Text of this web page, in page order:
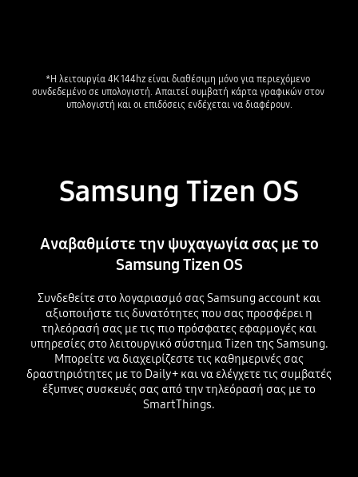
*Η λειτουργία 4K 144hz είναι διαθέσιμη μόνο για περιεχόμενο
συνδεδεμένο σε υπολογιστή. Απαιτεί συμβατή κάρτα γραφικών στον
υπολογιστή και οι επιδόσεις ενδέχεται να διαφέρουν.
Samsung Tizen OS
Αναβαθμίστε την ψυχαγωγία σας με το
Samsung Tizen OS
Συνδεθείτε στο λογαριασμό σας Samsung account και
αξιοποιήστε τις δυνατότητες που σας προσφέρει η
τηλεόρασή σας με τις πιο πρόσφατες εφαρμογές και
υπηρεσίες στο λειτουργικό σύστημα Tizen της Samsung.
Μπορείτε να διαχειρίζεστε τις καθημερινές σας
δραστηριότητες με το Daily+ και να ελέγχετε τις συμβατές
έξυπνες συσκευές σας από την τηλεόρασή σας με το
SmartThings.